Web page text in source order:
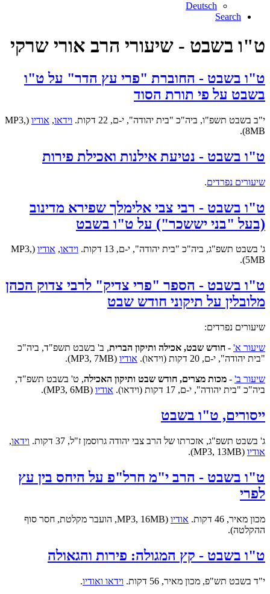
Deutsch
Search
ט"ו בשבט - שיעורי הרב אורי שרקי
ט"ו בשבט - החוברת "פרי עץ הדר" על ט"ו
בשבט על פי תורת הסוד
י"ב בשבט תשפ"ו, ביה"כ "בית יהודה", י-ם, 22 דקות. וידאו, אודיו (MP3,
8MB).
ט"ו בשבט - נטיעת אילנות ואכילת פירות
שיעורים נפרדים.
ט"ו בשבט - רבי צבי אלימלך שפירא מדינוב
(בעל "בני יששכר") על ט"ו בשבט
ג' בשבט תשפ"ג, ביה"כ "בית יהודה", י-ם, 13 דקות. וידאו, אודיו (MP3,
5MB).
ט"ו בשבט - הספר "פרי צדיק" לרבי צדוק הכהן
מלובלין על תיקוני חודש שבט
שיעורים נפרדים:
שיעור א' - חודש שבט, אכילה ותיקון הברית, ב' בשבט תשפ"ד, ביה"כ
"בית יהודה", י-ם, 20 דקות (וידאו).
אודיו (MP3, 7MB).
שיעור ב' - מכות מצרים, חודש שבט ותיקון האכילה, ט' בשבט תשפ"ד,
ביה"כ "בית יהודה", י-ם, 17 דקות (וידאו).
אודיו (MP3, 6MB).
ייסורים, ט"ו בשבט
ג' בשבט תשפ"ג, אזכרתו של הרב צבי יהודה גרוסמן ז"ל, 37 דקות. וידאו,
אודיו (MP3, 13MB).
ט"ו בשבט - הרב י"מ חרל"פ על היחס בין עץ
לפרי
מכון מאיר, 46 דקות. אודיו
(MP3, 16MB, הועבר מקלטת, חסר סוף
ההקלטה).
ט"ו בשבט - קץ המגולה: פירות והגאולה
י"ד בשבט תש"פ, מכון מאיר, 56 דקות. וידאו ואודיו.